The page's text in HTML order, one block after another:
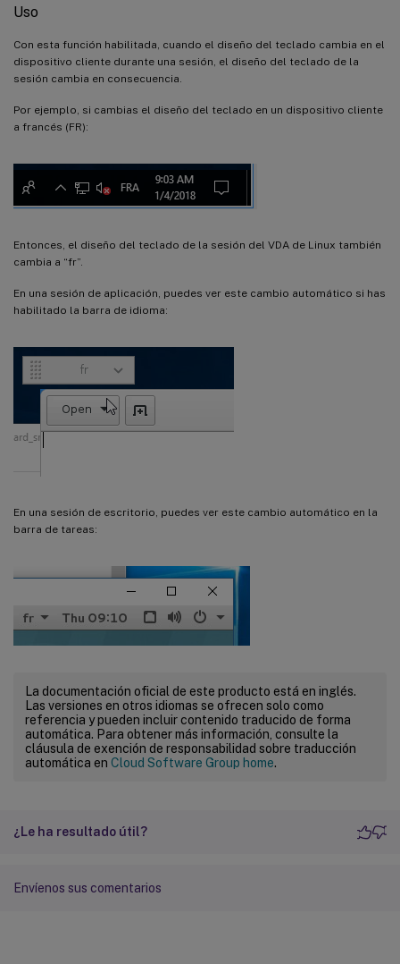
Uso
Con esta función habilitada, cuando el diseño del teclado cambia en el
dispositivo cliente durante una sesión, el diseño del teclado de la
sesión cambia en consecuencia.
Por ejemplo, si cambias el diseño del teclado en un dispositivo cliente
a francés (FR):
Entonces, el diseño del teclado de la sesión del VDA de Linux también
cambia a “fr”.
En una sesión de aplicación, puedes ver este cambio automático si has
habilitado la barra de idioma:
En una sesión de escritorio, puedes ver este cambio automático en la
barra de tareas:
La documentación oficial de este producto está en inglés.
Las versiones en otros idiomas se ofrecen solo como
referencia y pueden incluir contenido traducido de forma
automática. Para obtener más información, consulte la
cláusula de exención de responsabilidad sobre traducción
automática en Cloud Software Group home.
¿Le ha resultado útil?
Envíenos sus comentarios